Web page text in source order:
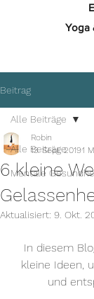
Yoga
Beitrag
Alle Beiträge
Mentale
Alle Beiträge
6 kleine
Robin
13. Sept. 20191
Aktualisiert: 9. Okt.
In diesem
kleine Ideen,
und